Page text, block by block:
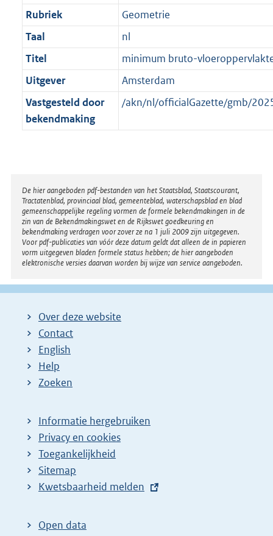
Rubriek
Geometrie
Taal
nl
Titel
minimum bruto-
Uitgever
Amsterdam
Vastgesteld door
bekendmaking
/akn/nl/officialGazette/gmb/
Disclaimer
De hier aangeboden pdf-bestanden van het Staatsblad, Staatscourant,
Tractatenblad, provinciaal blad, gemeenteblad, waterschapsblad en blad
gemeenschappelijke regeling vormen de formele bekendmakingen in de
zin van de Bekendmakingswet en de Rijkswet goedkeuring en
bekendmaking verdragen voor zover ze na 1 juli 2009 zijn uitgegeven.
Voor pdf-publicaties van vóór deze datum geldt dat alleen de in papieren
vorm uitgegeven bladen formele status hebben; de hier aangeboden
elektronische versies daarvan worden bij wijze van service aangeboden.
Over deze website
Contact
English
Help
Zoeken
Informatie hergebruiken
Privacy en cookies
Toegankelijkheid
Sitemap
E
t
Kwetsbaarheid melden
Open data